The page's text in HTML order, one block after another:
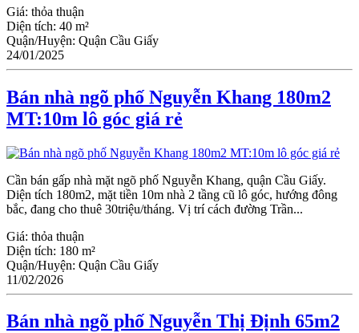
Giá: thỏa thuận
Diện tích: 40 m²
Quận/Huyện: Quận Cầu Giấy
24/01/2025
Bán nhà ngõ phố Nguyễn Khang 180m2
MT:10m lô góc giá rẻ
Cần bán gấp nhà mặt ngõ phố Nguyễn Khang, quận Cầu Giấy.
Diện tích 180m2, mặt tiền 10m nhà 2 tầng cũ lô góc, hướng đông
bắc, đang cho thuê 30triệu/tháng. Vị trí cách đường Trần...
Giá: thỏa thuận
Diện tích: 180 m²
Quận/Huyện: Quận Cầu Giấy
11/02/2026
Bán nhà ngõ phố Nguyễn Thị Định 65m2